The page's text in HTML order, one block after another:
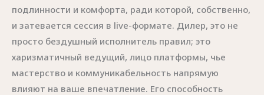
подлинности и комфорта, ради которой, собственно,
и затевается сессия в live-формате. Дилер, это не
просто бездушный исполнитель правил; это
харизматичный ведущий, лицо платформы, чье
мастерство и коммуникабельность напрямую
влияют на ваше впечатление. Его способность